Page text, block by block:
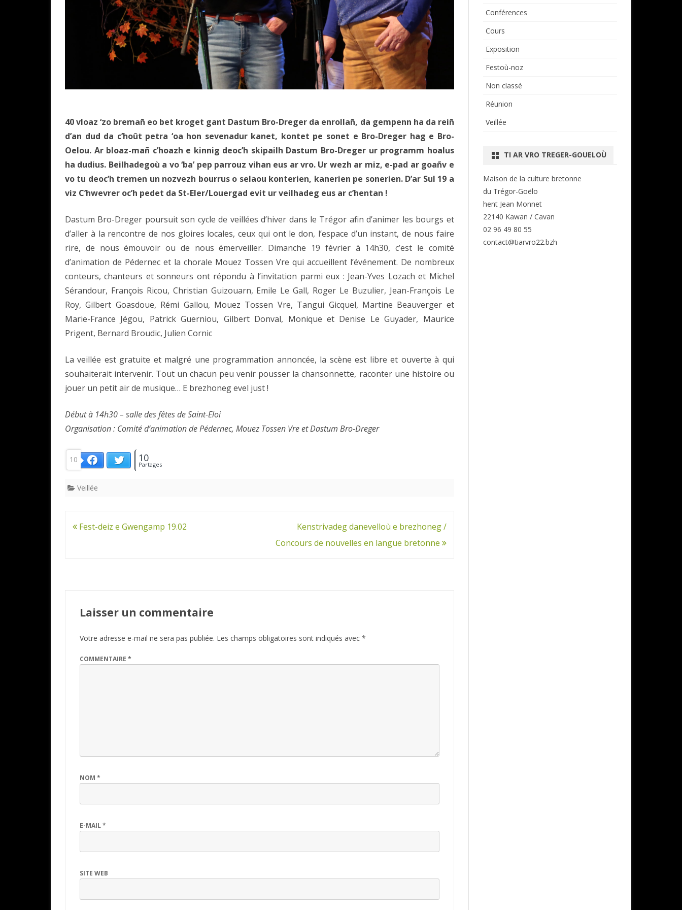
40 vloaz ‘zo bremañ eo bet kroget gant Dastum Bro-Dreger da enrollañ, da gempenn ha da reiñ
d’an dud da c’hoût petra ‘oa hon sevenadur kanet, kontet pe sonet e Bro-Dreger hag e Bro-
Oelou. Ar bloaz-mañ c’hoazh e kinnig deoc’h skipailh Dastum Bro-Dreger ur programm hoalus
ha dudius. Beilhadegoù a vo ‘ba’ pep parrouz vihan eus ar vro. Ur wezh ar miz, e-pad ar goañv e
vo tu deoc’h tremen un nozvezh bourrus o selaou konterien, kanerien pe sonerien. D’ar Sul 19 a
viz C’hwevrer oc’h pedet da St-Eler/Louergad evit ur veilhadeg eus ar c’hentan !
Dastum Bro-Dreger poursuit son cycle de veillées d’hiver dans le Trégor afin d’animer les bourgs et
d’aller à la rencontre de nos gloires locales, ceux qui ont le don, l’espace d’un instant, de nous faire
rire, de nous émouvoir ou de nous émerveiller. Dimanche 19 février à 14h30, c’est le comité
d’animation de Pédernec et la chorale Mouez Tossen Vre qui accueillent l’événement. De nombreux
conteurs, chanteurs et sonneurs ont répondu à l’invitation parmi eux : Jean-Yves Lozach et Michel
Sérandour, François Ricou, Christian Guizouarn, Emile Le Gall, Roger Le Buzulier, Jean-François Le
Roy, Gilbert Goasdoue, Rémi Gallou, Mouez Tossen Vre, Tangui Gicquel, Martine Beauverger et
Marie-France Jégou, Patrick Guerniou, Gilbert Donval, Monique et Denise Le Guyader, Maurice
Prigent, Bernard Broudic, Julien Cornic
La veillée est gratuite et malgré une programmation annoncée, la scène est libre et ouverte à qui
souhaiterait intervenir. Tout un chacun peu venir pousser la chansonnette, raconter une histoire ou
jouer un petit air de musique… E brezhoneg evel just !
Début à 14h30 – salle des fêtes de Saint-Eloi
Organisation : Comité d’animation de Pédernec, Mouez Tossen Vre et Dastum Bro-Dreger
10 Facebook TwitterPartages
10
Veillée
Navigation
Fest-deiz e Gwengamp 19.02
Kenstrivadeg danevelloù e brezhoneg /
Concours de nouvelles en langue bretonne
Laisser un commentaire
Votre adresse e-mail ne sera pas publiée. Les champs obligatoires sont indiqués avec *
COMMENTAIRE *
NOM *
E-MAIL*
SITE WEB
Conférences
Cours
Exposition
Festoù-noz
Non classé
Réunion
Veillée
TI AR VRO TREGER-GOUELOÙ
Maison de la culture bretonne
du Trégor-Goëlo
hent Jean Monnet
22140 Kawan / Cavan
02 96 49 80 55
contact@tiarvro22.bzh